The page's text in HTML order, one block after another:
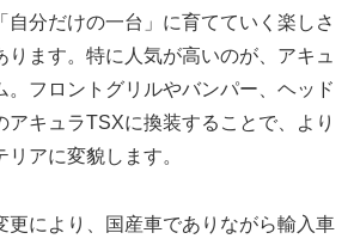
自分だけの一台」に育てていく楽しさ
ります。特に人気が高いのが、アキュ
。フロントグリルやバンパー、ヘッド
アキュラTSXに換装することで、より
アに変貌します。
更により、国産車でありながら輸入車